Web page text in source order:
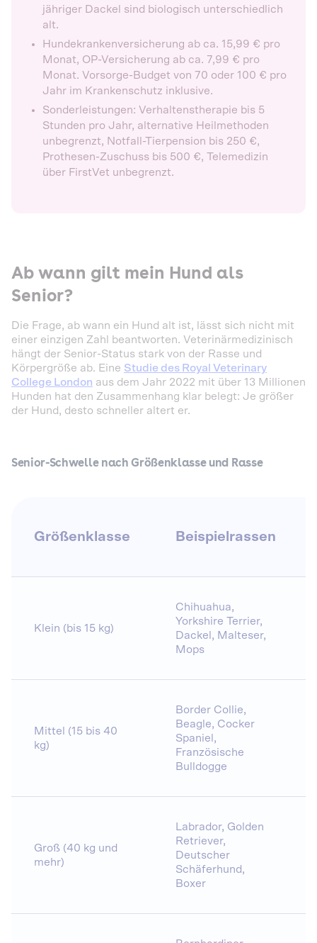
jähriger Dackel sind biologisch unterschiedlich
alt.
Hundekrankenversicherung ab ca. 15,99 € pro
Monat, OP-Versicherung ab ca. 7,99 € pro
Monat. Vorsorge-Budget von 70 oder 100 € pro
Jahr im Krankenschutz inklusive.
Sonderleistungen: Verhaltenstherapie bis 5
Stunden pro Jahr, alternative Heilmethoden
unbegrenzt, Notfall-Tierpension bis 250 €,
Prothesen-Zuschuss bis 500 €, Telemedizin
über FirstVet unbegrenzt.
Ab wann gilt mein Hund als
Senior?
Die Frage, ab wann ein Hund alt ist, lässt sich nicht mit
einer einzigen Zahl beantworten. Veterinärmedizinisch
hängt der Senior-Status stark von der Rasse und
Körpergröße ab. Eine Studie des Royal Veterinary
College London aus dem Jahr 2022 mit über 13 Millionen
Hunden hat den Zusammenhang klar belegt: Je größer
der Hund, desto schneller altert er.
Senior-Schwelle nach Größenklasse und Rasse
Größenklasse Beispielrassen
Klein (bis 15 kg)
Chihuahua,
Yorkshire Terrier,
Dackel, Malteser,
Mops
Mittel (15 bis 40
kg)
Border Collie,
Beagle, Cocker
Spaniel,
Französische
Bulldogge
Groß (40 kg und
mehr)
Labrador, Golden
Retriever,
Deutscher
Schäferhund,
Boxer